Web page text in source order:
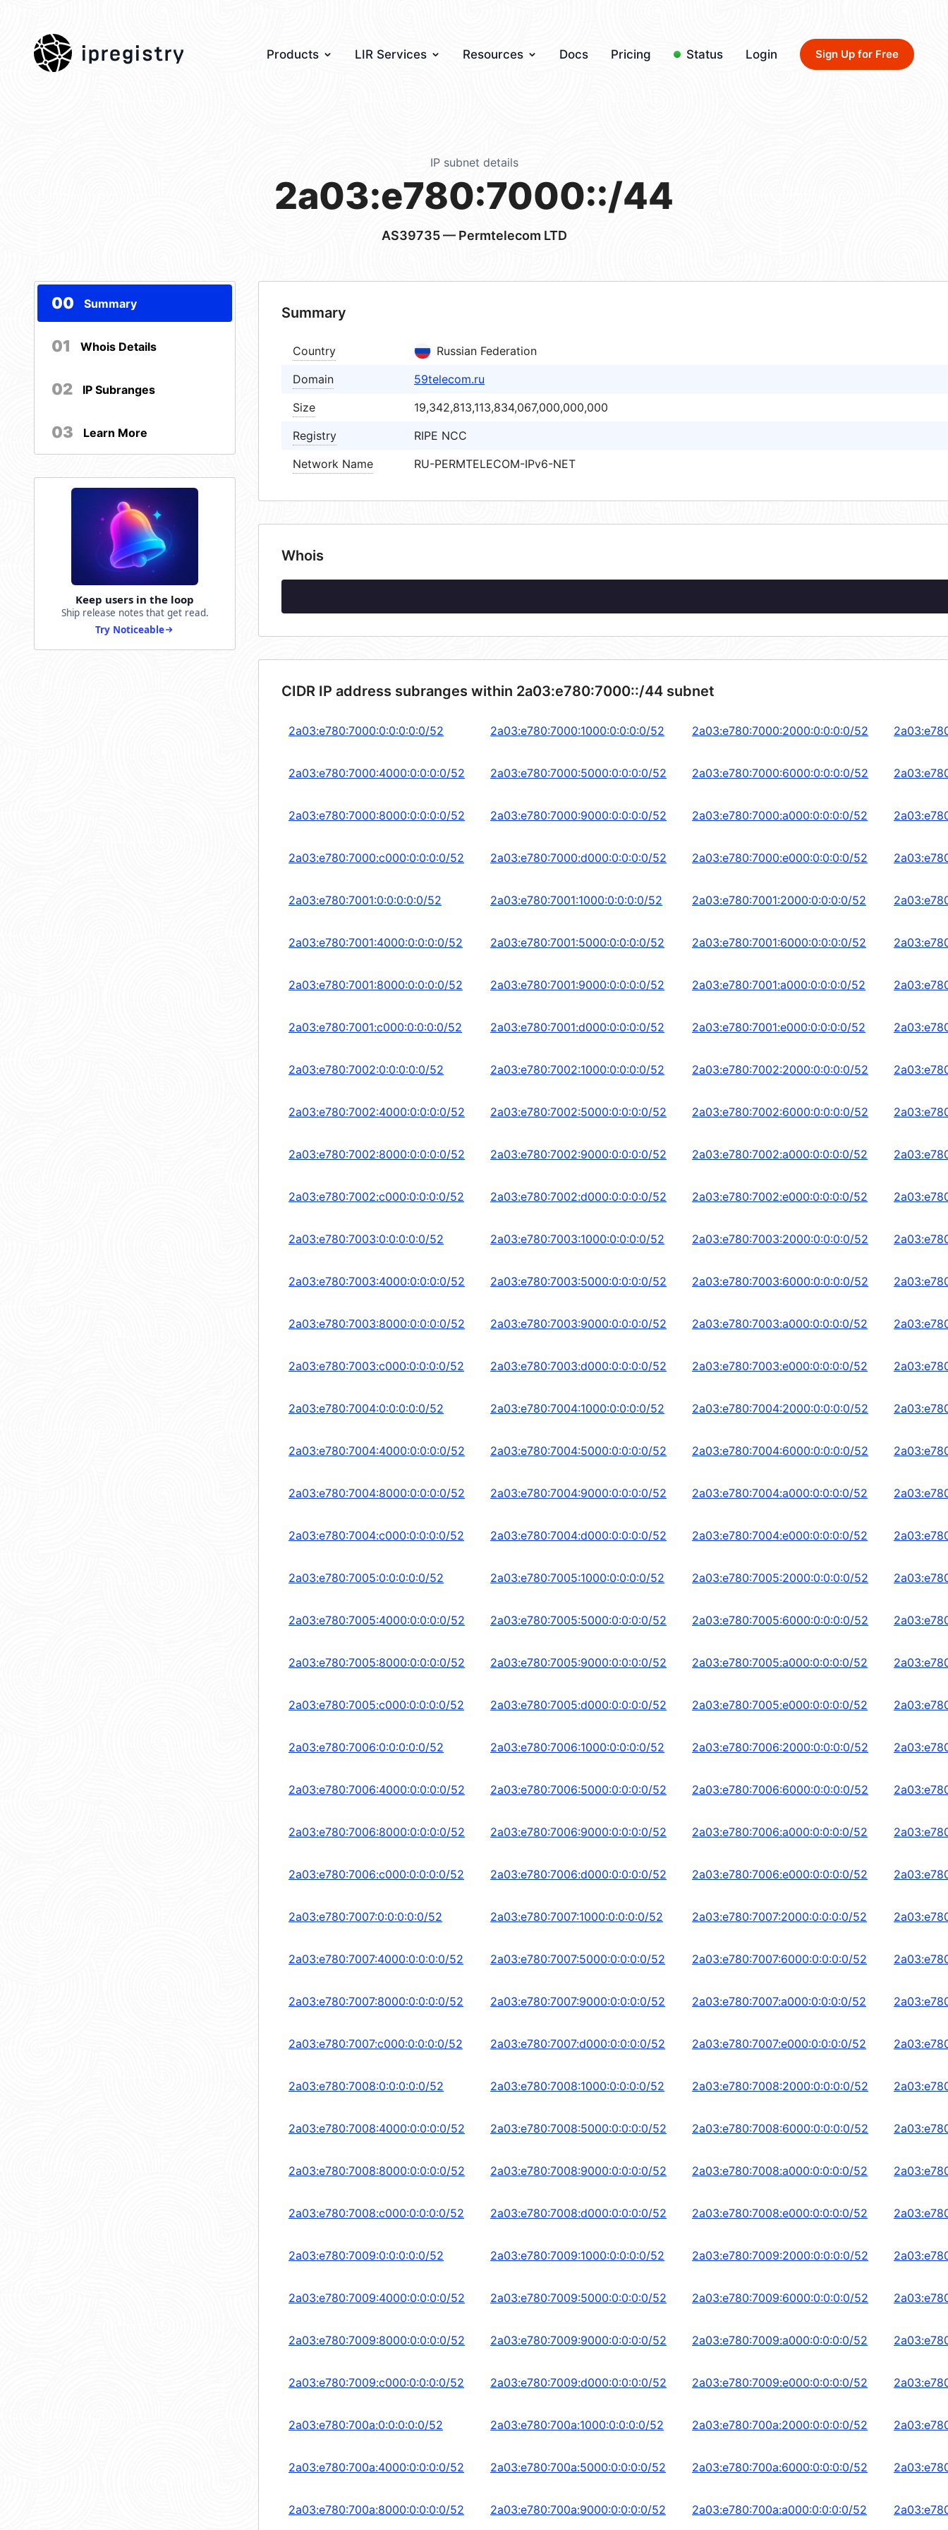
ipregistry Products LIR Services Resources Docs Pricing Status Login Sign Up for Free
IP subnet details
2a03:e780:7000::/44
AS39735— Permtelecom LTD
00 Summary
01 Whois Details
02 IP Subranges
03 Learn More
Keep users in the loop
Ship release notes that get read.
Try Noticeable
Summary
Country
Russian Federation
Domain
59telecom.ru
Size
19,342,813,113,834,067,000,000,000
Registry
RIPE NCC
Network Name
RU-PERMTELECOM-IPv6-NET
Whois
CIDR IP address subranges within 2a03:e780:7000::/44 subnet
2a03:e780:7000:0:0:0:0:0/52 2a03:e780:7000:1000:0:0:0:0/52 2a03:e780:7000:2000:0:0:0:0/52
2a03:e780:7000:4000:0:0:0:0/52 2a03:e780:7000:5000:0:0:0:0/52 2a03:e780:7000:6000:0:0:0:0/52
2a03:e780:7000:8000:0:0:0:0/52 2a03:e780:7000:9000:0:0:0:0/52 2a03:e780:7000:a000:0:0:0:0/52
2a03:e780:7000:c000:0:0:0:0/52 2a03:e780:7000:d000:0:0:0:0/52 2a03:e780:7000:e000:0:0:0:0/52
2a03:e780:7001:0:0:0:0:0/52 2a03:e780:7001:1000:0:0:0:0/52 2a03:e780:7001:2000:0:0:0:0/52
2a03:e780:7001:4000:0:0:0:0/52 2a03:e780:7001:5000:0:0:0:0/52 2a03:e780:7001:6000:0:0:0:0/52
2a03:e780:7001:8000:0:0:0:0/52 2a03:e780:7001:9000:0:0:0:0/52 2a03:e780:7001:a000:0:0:0:0/52
2a03:e780:7001:c000:0:0:0:0/52 2a03:e780:7001:d000:0:0:0:0/52 2a03:e780:7001:e000:0:0:0:0/52
2a03:e780:7002:0:0:0:0:0/52 2a03:e780:7002:1000:0:0:0:0/52 2a03:e780:7002:2000:0:0:0:0/52
2a03:e780:7002:4000:0:0:0:0/52 2a03:e780:7002:5000:0:0:0:0/52 2a03:e780:7002:6000:0:0:0:0/52
2a03:e780:7002:8000:0:0:0:0/52 2a03:e780:7002:9000:0:0:0:0/52 2a03:e780:7002:a000:0:0:0:0/52
2a03:e780:7002:c000:0:0:0:0/52 2a03:e780:7002:d000:0:0:0:0/52 2a03:e780:7002:e000:0:0:0:0/52
2a03:e780:7003:0:0:0:0:0/52 2a03:e780:7003:1000:0:0:0:0/52 2a03:e780:7003:2000:0:0:0:0/52
2a03:e780:7003:4000:0:0:0:0/52 2a03:e780:7003:5000:0:0:0:0/52 2a03:e780:7003:6000:0:0:0:0/52
2a03:e780:7003:8000:0:0:0:0/52 2a03:e780:7003:9000:0:0:0:0/52 2a03:e780:7003:a000:0:0:0:0/52
2a03:e780:7003:c000:0:0:0:0/52 2a03:e780:7003:d000:0:0:0:0/52 2a03:e780:7003:e000:0:0:0:0/52
2a03:e780:7004:0:0:0:0:0/52 2a03:e780:7004:1000:0:0:0:0/52 2a03:e780:7004:2000:0:0:0:0/52
2a03:e780:7004:4000:0:0:0:0/52 2a03:e780:7004:5000:0:0:0:0/52 2a03:e780:7004:6000:0:0:0:0/52
2a03:e780:7004:8000:0:0:0:0/52 2a03:e780:7004:9000:0:0:0:0/52 2a03:e780:7004:a000:0:0:0:0/52
2a03:e780:7004:c000:0:0:0:0/52 2a03:e780:7004:d000:0:0:0:0/52 2a03:e780:7004:e000:0:0:0:0/52
2a03:e780:7005:0:0:0:0:0/52 2a03:e780:7005:1000:0:0:0:0/52 2a03:e780:7005:2000:0:0:0:0/52
2a03:e780:7005:4000:0:0:0:0/52 2a03:e780:7005:5000:0:0:0:0/52 2a03:e780:7005:6000:0:0:0:0/52
2a03:e780:7005:8000:0:0:0:0/52 2a03:e780:7005:9000:0:0:0:0/52 2a03:e780:7005:a000:0:0:0:0/52
2a03:e780:7005:c000:0:0:0:0/52 2a03:e780:7005:d000:0:0:0:0/52 2a03:e780:7005:e000:0:0:0:0/52
2a03:e780:7006:0:0:0:0:0/52 2a03:e780:7006:1000:0:0:0:0/52 2a03:e780:7006:2000:0:0:0:0/52
2a03:e780:7006:4000:0:0:0:0/52 2a03:e780:7006:5000:0:0:0:0/52 2a03:e780:7006:6000:0:0:0:0/52
2a03:e780:7006:8000:0:0:0:0/52 2a03:e780:7006:9000:0:0:0:0/52 2a03:e780:7006:a000:0:0:0:0/52
2a03:e780:7006:c000:0:0:0:0/52 2a03:e780:7006:d000:0:0:0:0/52 2a03:e780:7006:e000:0:0:0:0/52
2a03:e780:7007:0:0:0:0:0/52 2a03:e780:7007:1000:0:0:0:0/52 2a03:e780:7007:2000:0:0:0:0/52
2a03:e780:7007:4000:0:0:0:0/52 2a03:e780:7007:5000:0:0:0:0/52 2a03:e780:7007:6000:0:0:0:0/52
2a03:e780:7007:8000:0:0:0:0/52 2a03:e780:7007:9000:0:0:0:0/52 2a03:e780:7007:a000:0:0:0:0/52
2a03:e780:7007:c000:0:0:0:0/52 2a03:e780:7007:d000:0:0:0:0/52 2a03:e780:7007:e000:0:0:0:0/52
2a03:e780:7008:0:0:0:0:0/52 2a03:e780:7008:1000:0:0:0:0/52 2a03:e780:7008:2000:0:0:0:0/52
2a03:e780:7008:4000:0:0:0:0/52 2a03:e780:7008:5000:0:0:0:0/52 2a03:e780:7008:6000:0:0:0:0/52
2a03:e780:7008:8000:0:0:0:0/52 2a03:e780:7008:9000:0:0:0:0/52 2a03:e780:7008:a000:0:0:0:0/52
2a03:e780:7008:c000:0:0:0:0/52 2a03:e780:7008:d000:0:0:0:0/52 2a03:e780:7008:e000:0:0:0:0/52
2a03:e780:7009:0:0:0:0:0/52 2a03:e780:7009:1000:0:0:0:0/52 2a03:e780:7009:2000:0:0:0:0/52
2a03:e780:7009:4000:0:0:0:0/52 2a03:e780:7009:5000:0:0:0:0/52 2a03:e780:7009:6000:0:0:0:0/52
2a03:e780:7009:8000:0:0:0:0/52 2a03:e780:7009:9000:0:0:0:0/52 2a03:e780:7009:a000:0:0:0:0/52
2a03:e780:7009:c000:0:0:0:0/52 2a03:e780:7009:d000:0:0:0:0/52 2a03:e780:7009:e000:0:0:0:0/52
2a03:e780:700a:0:0:0:0:0/52 2a03:e780:700a:1000:0:0:0:0/52 2a03:e780:700a:2000:0:0:0:0/52
2a03:e780:700a:4000:0:0:0:0/52 2a03:e780:700a:5000:0:0:0:0/52 2a03:e780:700a:6000:0:0:0:0/52
2a03:e780:700a:8000:0:0:0:0/52 2a03:e780:700a:9000:0:0:0:0/52 2a03:e780:700a:a000:0:0:0:0/52